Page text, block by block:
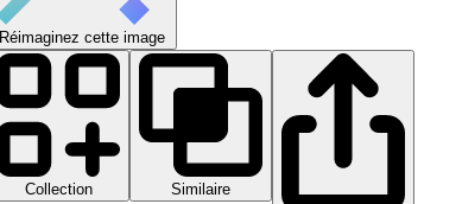
Réimaginez cette image
Collection
Similaire